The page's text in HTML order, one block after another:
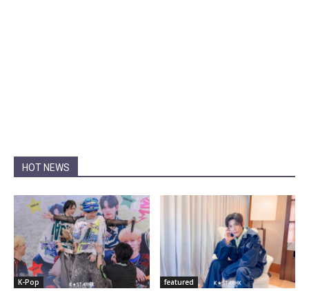
HOT NEWS
K-Pop featured